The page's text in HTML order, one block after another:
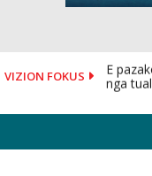
VIZION FOKUS
E
nga